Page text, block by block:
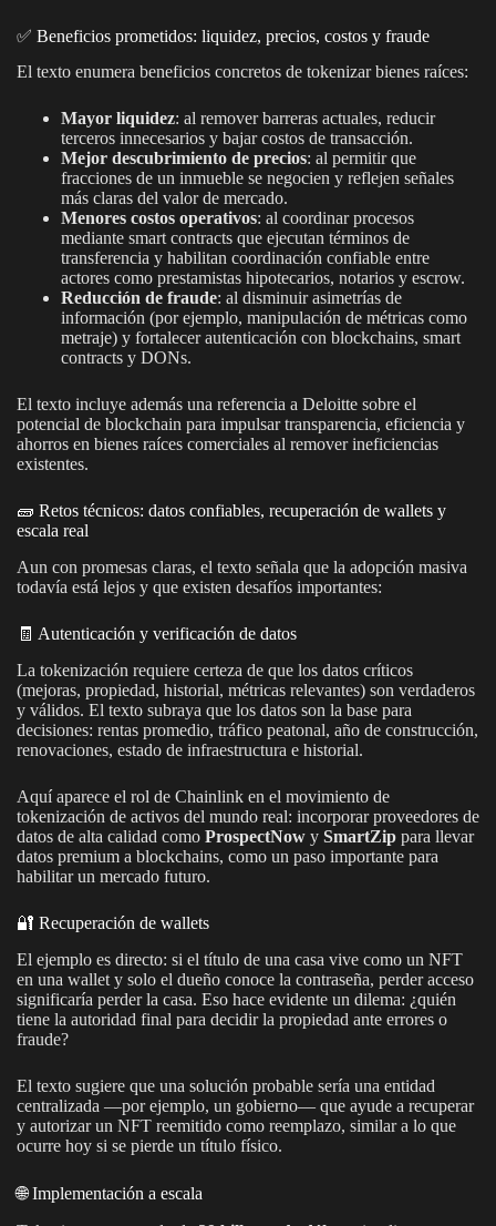
✅ Beneficios prometidos: liquidez, precios, costos y fraude
El texto enumera beneficios concretos de tokenizar bienes raíces:
Mayor liquidez: al remover barreras actuales, reducir
terceros innecesarios y bajar costos de transacción.
Mejor descubrimiento de precios: al permitir que
fracciones de un inmueble se negocien y reflejen señales
más claras del valor de mercado.
Menores costos operativos: al coordinar procesos
mediante smart contracts que ejecutan términos de
transferencia y habilitan coordinación confiable entre
actores como prestamistas hipotecarios, notarios y escrow.
Reducción de fraude: al disminuir asimetrías de
información (por ejemplo, manipulación de métricas como
metraje) y fortalecer autenticación con blockchains, smart
contracts y DONs.
El texto incluye además una referencia a Deloitte sobre el
potencial de blockchain para impulsar transparencia, eficiencia y
ahorros en bienes raíces comerciales al remover ineficiencias
existentes.
🧱 Retos técnicos: datos confiables, recuperación de wallets y
escala real
Aun con promesas claras, el texto señala que la adopción masiva
todavía está lejos y que existen desafíos importantes:
🧾 Autenticación y verificación de datos
La tokenización requiere certeza de que los datos críticos
(mejoras, propiedad, historial, métricas relevantes) son verdaderos
y válidos. El texto subraya que los datos son la base para
decisiones: rentas promedio, tráfico peatonal, año de construcción,
renovaciones, estado de infraestructura e historial.
Aquí aparece el rol de Chainlink en el movimiento de
tokenización de activos del mundo real: incorporar proveedores de
datos de alta calidad como ProspectNow y SmartZip para llevar
datos premium a blockchains, como un paso importante para
habilitar un mercado futuro.
🔐 Recuperación de wallets
El ejemplo es directo: si el título de una casa vive como un NFT
en una wallet y solo el dueño conoce la contraseña, perder acceso
significaría perder la casa. Eso hace evidente un dilema: ¿quién
tiene la autoridad final para decidir la propiedad ante errores o
fraude?
El texto sugiere que una solución probable sería una entidad
centralizada —por ejemplo, un gobierno— que ayude a recuperar
y autorizar un NFT reemitido como reemplazo, similar a lo que
ocurre hoy si se pierde un título físico.
🌐 Implementación a escala